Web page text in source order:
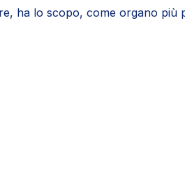
ha lo scopo, come organo più